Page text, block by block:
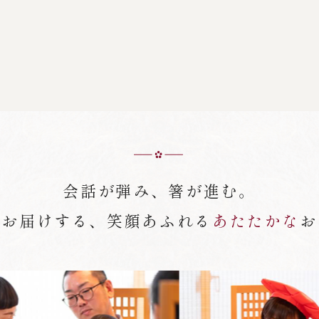
会話が弾み、箸が進む。
届けする、笑顔あふれる あたたかな